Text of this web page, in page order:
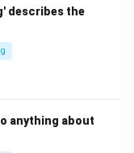
describes the
anything about